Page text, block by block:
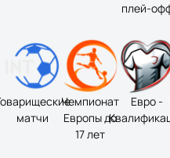
плей-
матчи
Чемпионат
Европы до
17 лет
Евро -